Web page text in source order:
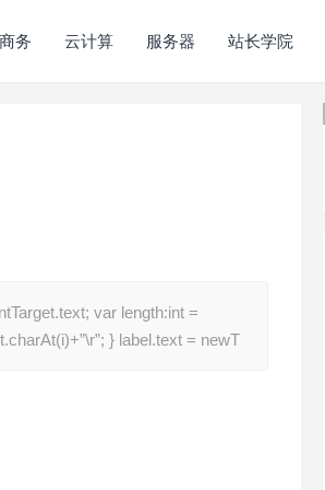
务 云计算 服务器 站长学院
var length:int =
} label.text = newT